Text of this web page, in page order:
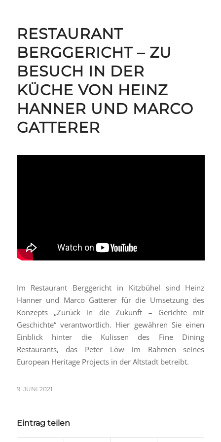
RESTAURANT
BERGGERICHT – ZU
BESUCH IN DER
KÜCHE VON HEINZ
HANNER UND MARCO
GATTERER
Im Restaurant Berggericht in Kitzbühel sind Heinz
Hanner und Marco Gatterer für die Umsetzung des
Konzepts „Zurück in die Zukunft – Gerichte mit
Geschichte“ verantwortlich. Hier gewähren Sie einen
Einblick hinter die Kulissen des Fine Dining
Restaurants, das Peter Löw im Rahmen seines
European Heritage Projects in der Altstadt betreibt.
9. JUNI 2021
Eintrag teilen